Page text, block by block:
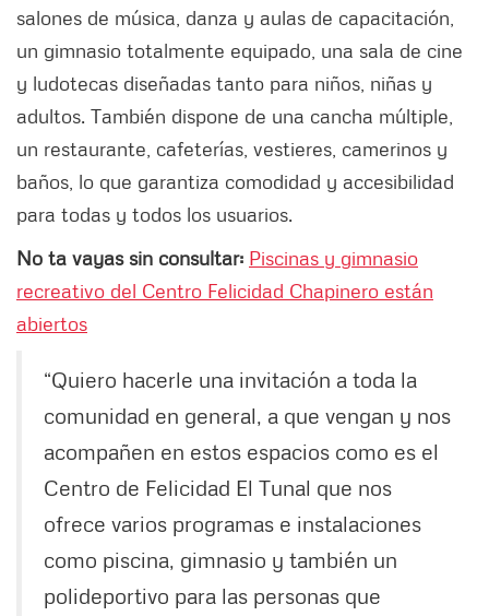
salones de música, danza y aulas de capacitación,
un gimnasio totalmente equipado, una sala de cine
y ludotecas diseñadas tanto para niños, niñas y
adultos. También dispone de una cancha múltiple,
un restaurante, cafeterías, vestieres, camerinos y
baños, lo que garantiza comodidad y accesibilidad
para todas y todos los usuarios.
No ta vayas sin consultar: Piscinas y gimnasio
recreativo del Centro Felicidad Chapinero están
abiertos
“Quiero hacerle una invitación a toda la
comunidad en general, a que vengan y nos
acompañen en estos espacios como es el
Centro de Felicidad El Tunal que nos
ofrece varios programas e instalaciones
como piscina, gimnasio y también un
polideportivo para las personas que